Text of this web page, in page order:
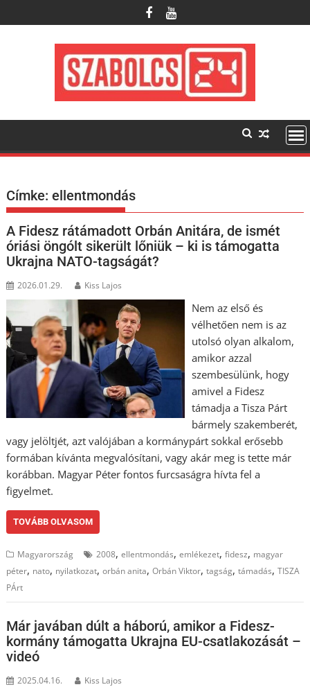
to
Címke:ellentmondás
A Fidesz rátámadott Orbán Anitára, de ismét
óriási öngólt sikerült lőniük – ki is támogatta
Ukrajna NATO-tagságát?
2026.01.29. Kiss Lajos
Nem az első és
vélhetően nem is az
utolsó olyan alkalom,
amikor azzal
szembesülünk, hogy
amivel a Fidesz
támadja a Tisza Párt
bármely szakemberét,
vagy jelöltjét, azt valójában a kormánypárt sokkal erősebb
formában kívánta megvalósítani, vagy akár meg is tette már
korábban. Magyar Péter fontos furcsaságra hívta fel a
figyelmet.
TOVÁBB OLVASOM
Magyarország 2008,ellentmondás,emlékezet,fidesz, magyar
péter, nato, nyilatkozat,orbán anita,Orbán Viktor,tagság,támadás,TISZA
PÁrt
Már javában dúlt a háború, amikor a Fidesz-
kormány támogatta Ukrajna EU-csatlakozását –
videó
2025.04.16. Kiss Lajos